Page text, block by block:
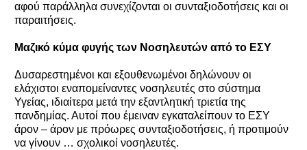
αφού παράλληλα συνεχίζονται οι συνταξιοδοτήσεις και οι
παραιτήσεις.
Μαζικό κύμα φυγής των Νοσηλευτών από το ΕΣΥ
Δυσαρεστημένοι και εξουθενωμένοι δηλώνουν οι
ελάχιστοι εναπομείναντες νοσηλευτές στο σύστημα
Υγείας, ιδιαίτερα μετά την εξαντλητική τριετία της
πανδημίας. Αυτοί που έμειναν εγκαταλείπουν το ΕΣΥ
άρον – άρον με πρόωρες συνταξιοδοτήσεις, ή προτιμούν
να γίνουν … σχολικοί νοσηλευτές.